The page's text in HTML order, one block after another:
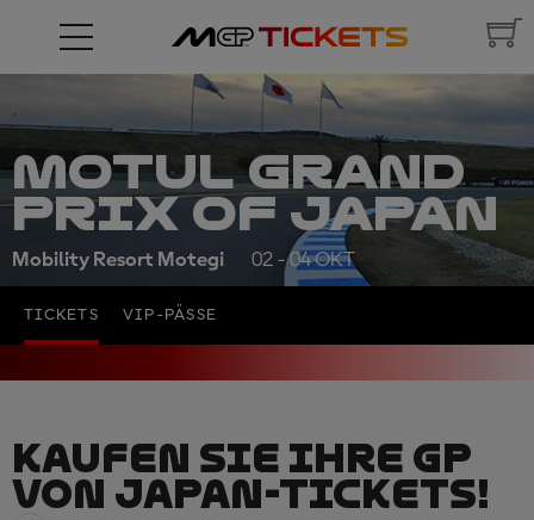
MOTUL GRAND
PRIX OF JAPAN
Mobility Resort Motegi 02 - 04 OKT
TICKETS VIP-PÄSSE
KAUFEN SIE IHRE GP
VON JAPAN-TICKETS!